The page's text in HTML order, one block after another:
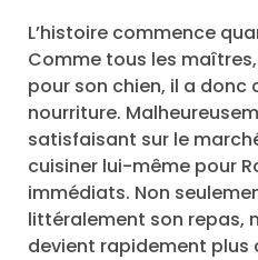
L’histoire commence
Comme tous les
pour son chien, il a donc
nourriture.
satisfaisant sur le
cuisiner lui-même pour
immédiats. Non
littéralement son repas,
devient rapidement plus